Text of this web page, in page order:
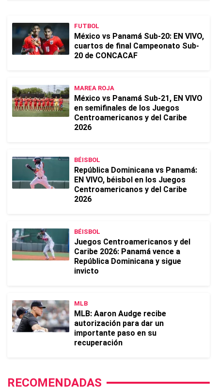
FUTBOL
México vs Panamá Sub-20: EN VIVO,
cuartos de final Campeonato Sub-
20 de CONCACAF
MAREA ROJA
México vs Panamá Sub-21, EN VIVO
en semifinales de los Juegos
Centroamericanos y del Caribe
2026
BÉISBOL
República Dominicana vs Panamá:
EN VIVO, béisbol en los Juegos
Centroamericanos y del Caribe
2026
BÉISBOL
Juegos Centroamericanos y del
Caribe 2026: Panamá vence a
República Dominicana y sigue
invicto
MLB
MLB: Aaron Audge recibe
autorización para dar un
importante paso en su
recuperación
RECOMENDADAS